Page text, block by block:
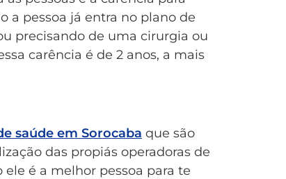
a pessoa já entra no plano de
precisando de uma cirurgia ou
carência é de 2 anos, a mais
saúde em Sorocaba que são
das propiás operadoras de
é a melhor pessoa para te